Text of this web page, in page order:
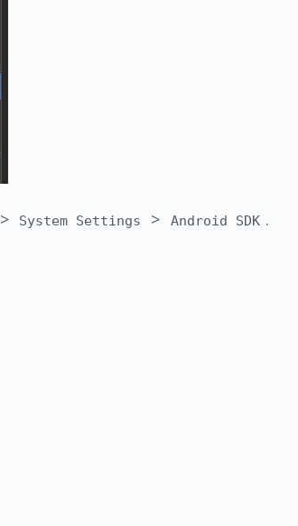
> System Settings > Android SDK .